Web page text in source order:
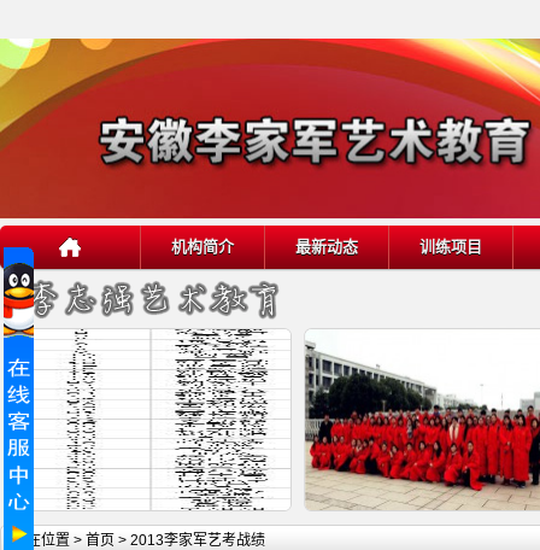
机构简介 最新动态 训练项目
详细内容
现在位置 > 首页 > 2013李家军艺考战绩